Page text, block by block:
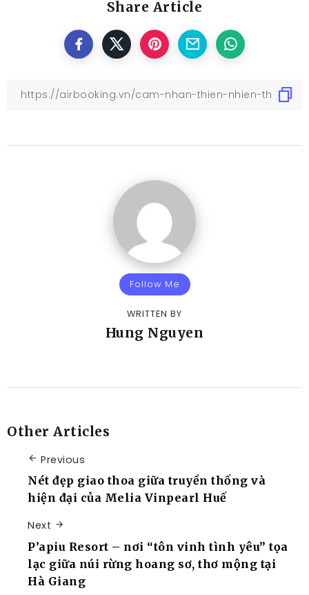
Share Article
Follow Me
WRITTEN BY
Hung Nguyen
Other Articles
Previous
Nét đẹp giao thoa giữa truyền thống và
hiện đại của Melia Vinpearl Huế
Next
P’apiu Resort – nơi “tôn vinh tình yêu” tọa
lạc giữa núi rừng hoang sơ, thơ mộng tại
Hà Giang